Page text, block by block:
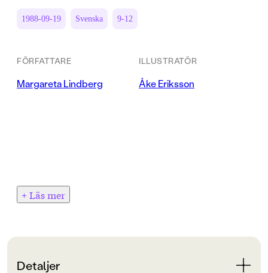
1988-09-19 Svenska 9-12
FÖRFATTARE
Margareta Lindberg
ILLUSTRATÖR
Åke Eriksson
+ Läs mer
Detaljer